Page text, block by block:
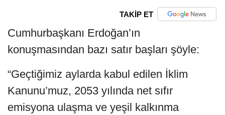
TAKİP ET
Cumhurbaşkanı Erdoğan’ın
konuşmasından bazı satır başları şöyle:
“Geçtiğimiz aylarda kabul edilen İklim
Kanunu’muz, 2053 yılında net sıfır
emisyona ulaşma ve yeşil kalkınma